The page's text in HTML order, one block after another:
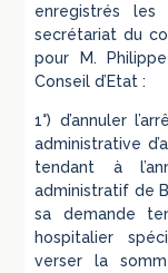
enregistrés
secrétariat du
pour M.
Conseil d’Etat :
1°) d’annuler
administrative
tendant à
administratif de
sa demande
hospitalier
verser la